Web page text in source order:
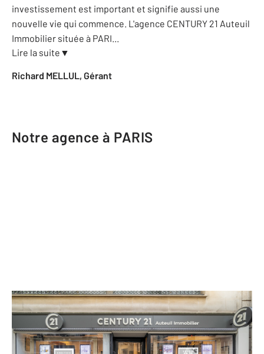
investissement est important et signifie aussi une
nouvelle vie qui commence. L'agence CENTURY 21 Auteuil
Immobilier située à PARI
Lire la suite ▼
Richard MELLUL, Gérant
Notre agence à PARIS
CENTURY 21 Auteuil Immobilier
110 avenue Mozart
PARIS - 75016